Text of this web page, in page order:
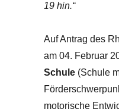
19 hin.“
Auf Antrag des
am 04. Februar
Schule (Schule
motorische